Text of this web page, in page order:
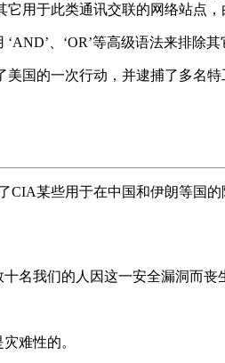
用于此类通讯交联的网络站点
、‘OR’等高级语法来排除
国的一次行动，并逮捕了多名
CIA某些用于在中国和伊朗等
名我们的人因这一安全漏洞而丧
难性的。